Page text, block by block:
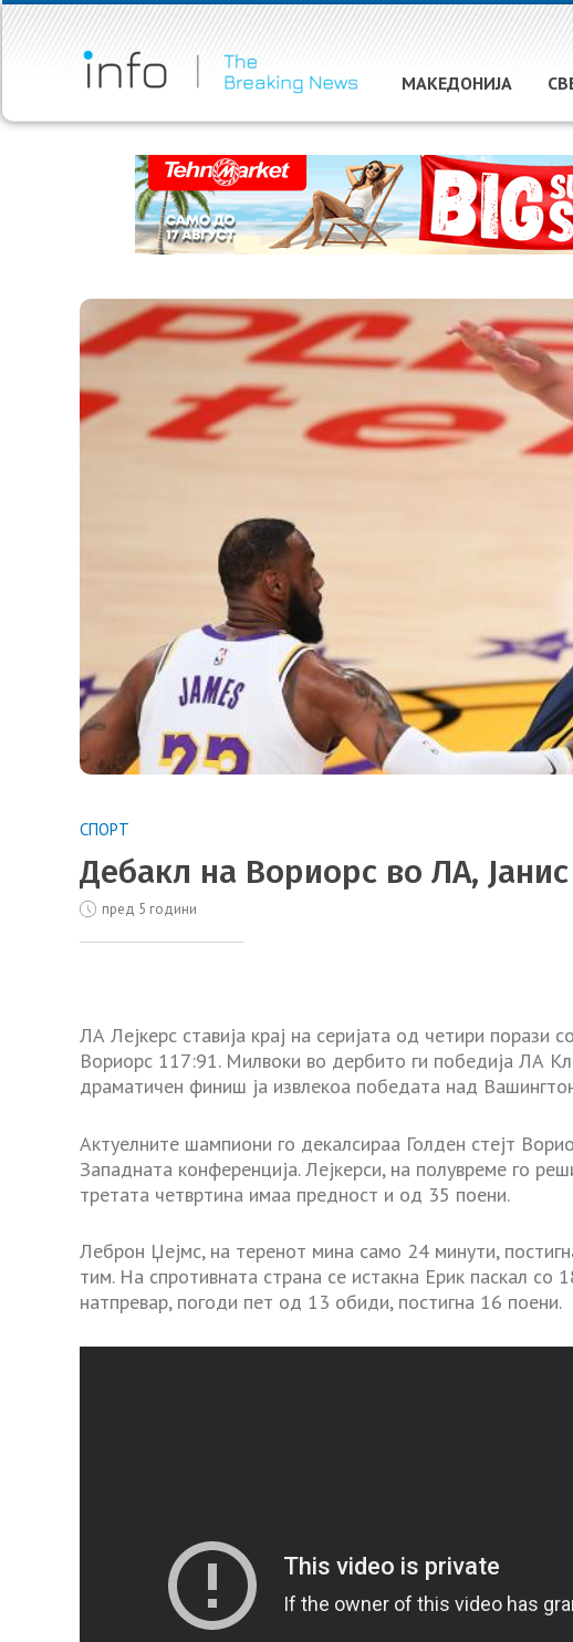
МАКЕДОНИЈА
СПОРТ
Дебакл на Вориорс во ЛА,
пред 5 години
ЛА Лејкерс ставија крај на серијата од четири порази
Вориорс 117:91. Милвоки во дербито ги победија ЛА
драматичен финиш ја извлекоа победата над
Актуелните шампиони го декалсираа Голден стејт
Западната конференција. Лејкерси, на полувреме го
третата четвртина имаа предност и од 35 поени.
Леброн Џејмс, на теренот мина само 24 минути,
тим. На спротивната страна се истакна Ерик паскал
натпревар, погоди пет од 13 обиди, постигна 16 поени.